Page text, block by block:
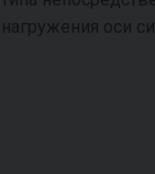
нагружения оси